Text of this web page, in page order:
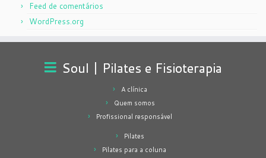
Feed de comentários
WordPress.org
Soul | Pilates e Fisioterapia
A clínica
Quem somos
Profissional responsável
Pilates
Pilates para a coluna